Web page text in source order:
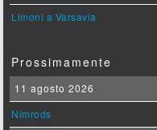
Limoni a Varsavia
Prossimamente
11 agosto 2026
Nimrods